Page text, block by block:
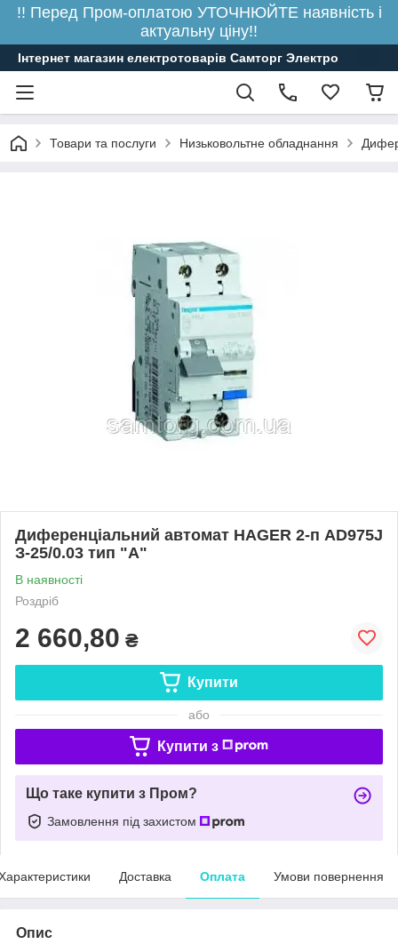
!! Перед Пром-оплатою УТОЧНЮЙТЕ наявність і
актуальну ціну!!
Інтернет магазин електротоварів Самторг Электро
Товари та послуги Низьковольтне обладнання
Диференціальний автомат HAGER 2-п AD975J
З-25/0.03 тип "А"
В наявності
Роздріб
2 660,80 ₴
Купити
або
Купити з
Що таке купити з Пром?
Замовлення під захистом
Доставка Оплата Умови повернення
Опис